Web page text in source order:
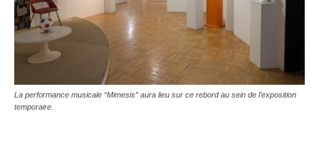
La performance musicale “Mimesis” aura lieu sur ce rebord au sein de l’exposition
temporaire.